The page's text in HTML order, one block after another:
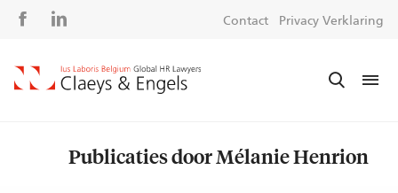
Social
Contact Privacy Verklaring
Publicaties door Mélanie Henrion